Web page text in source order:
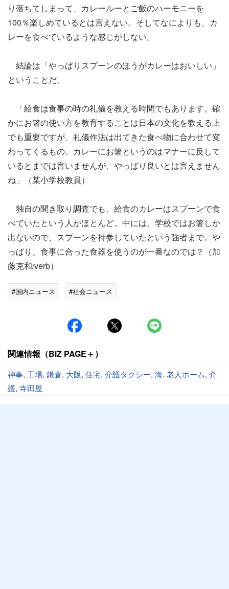
り落ちてしまって、カレールーとご飯のハーモニーを
100％楽しめているとは言えない。そしてなによりも、カ
レーを食べているような感じがしない。
結論は「やっぱりスプーンのほうがカレーはおいしい」
ということだ。
「給食は食事の時の礼儀を教える時間でもあります。確
かにお箸の使い方を教育することは日本の文化を教える上
でも重要ですが、礼儀作法は出てきた食べ物に合わせて変
わってくるもの。カレーにお箸というのはマナーに反して
いるとまでは言いませんが、やっぱり良いとは言えません
ね」（某小学校教員）
独自の聞き取り調査でも、給食のカレーはスプーンで食
べていたという人がほとんど。中には、学校ではお箸しか
出ないので、スプーンを持参していたという強者まで。や
っぱり、食事に合った食器を使うのが一番なのでは？（加
藤克和/verb）
#国内ニュース #社会ニュース
関連情報（BiZ PAGE＋）
神事, 工場, 鎌倉, 大阪, 住宅, 介護タクシー, 海, 老人ホーム, 介
護, 寺田屋